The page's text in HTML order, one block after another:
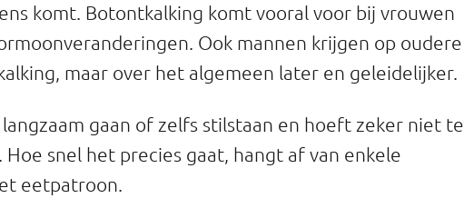
komt. Botontkalking komt vooral voor bij vrouwen
Ook mannen krijgen op oudere
maar over het algemeen later en geleidelijker.
gaan of zelfs stilstaan en hoeft zeker niet te
snel het precies gaat, hangt af van enkele
eetpatroon.